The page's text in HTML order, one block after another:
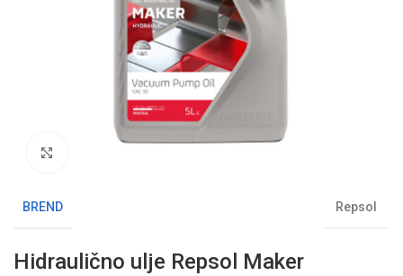
BREND Repsol
Hidraulično ulje Repsol Maker